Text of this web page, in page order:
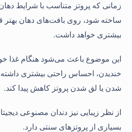
زمانی که پروتز متناسب با شرایط
ساخته شود، روی بافت‌های دهان بهتر
بیشتری خواهد داشت.
این موضوع باعث می‌شود هنگام غذا
خندیدن، احساس راحتی بیشتری داشته
شدن یا لق شدن پروتز کاهش پیدا کند.
از نظر زیبایی نیز دندان مصنوعی
بسیاری از پروتزهای سنتی دارد.